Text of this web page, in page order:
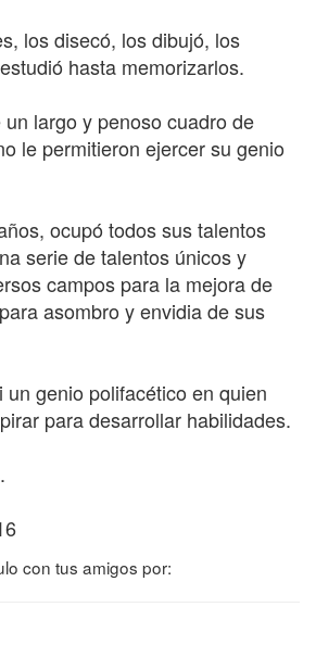
los disecó, los dibujó, los
hasta memorizarlos.
largo y penoso cuadro de
le permitieron ejercer su genio
ocupó todos sus talentos
serie de talentos únicos y
campos para la mejora de
asombro y envidia de sus
un genio polifacético en quien
para desarrollar habilidades.
con tus amigos por: